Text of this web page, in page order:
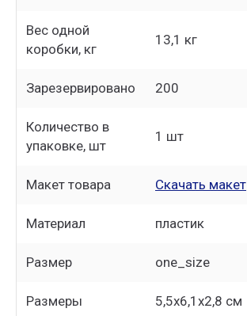
Вес одной
коробки, кг
13,1 кг
Зарезервировано 200
Количество в
упаковке, шт
1 шт
Макет товара Скачать макет
Материал пластик
Размер one_size
Размеры 5,5х6,1х2,8 см